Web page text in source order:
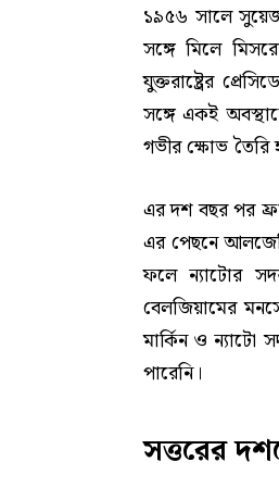
১৯৫৬ সালে সুয়েজ
সঙ্গে মিলে
যুক্তরাষ্ট্রের
সঙ্গে একই
গভীর ক্ষোভ তৈরি
এর দশ বছর পর
এর পেছনে
ফলে ন্যাটোর
বেলজিয়ামের
মার্কিন ও
পারেনি।
সত্তরের